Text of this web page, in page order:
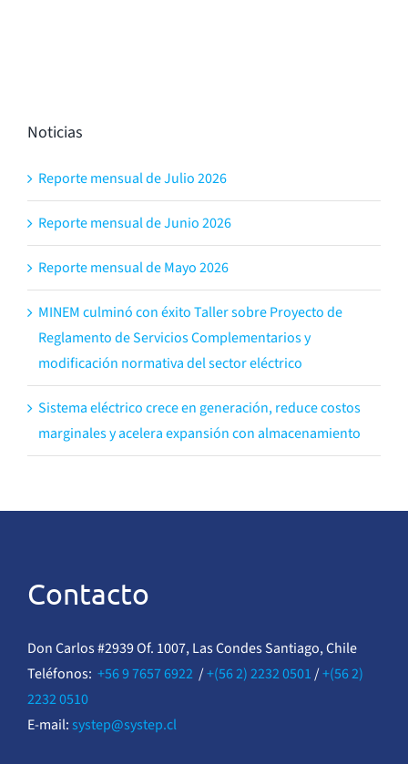
Noticias
Reporte mensual de Julio 2026
Reporte mensual de Junio 2026
Reporte mensual de Mayo 2026
MINEM culminó con éxito Taller sobre Proyecto de
Reglamento de Servicios Complementarios y
modificación normativa del sector eléctrico
Sistema eléctrico crece en generación, reduce costos
marginales y acelera expansión con almacenamiento
Contacto
Don Carlos #2939 Of. 1007, Las Condes Santiago, Chile
Teléfonos: +56 9 7657 6922/+(56 2) 2232 0501/+(56 2)
2232 0510
E-mail: systep@systep.cl